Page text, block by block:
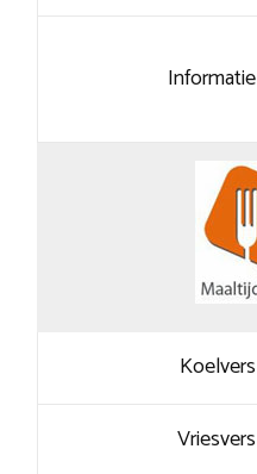
Informatie
Koelvers
Vriesvers